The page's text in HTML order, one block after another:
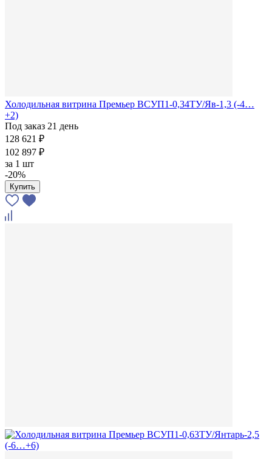
Холодильная витрина Премьер ВСУП1-0,34ТУ/Яв-1,3 (-4…
+2)
Под заказ 21 день
128 621 ₽
102 897 ₽
за 1 шт
-20%
Купить